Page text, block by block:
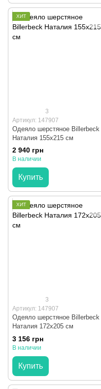
ХИТ
3
Артикул: 147907
Одеяло шерстяное Billerbeck
Наталия 155x215 см
2 940 грн
В наличии
Купить
ХИТ
3
Артикул: 147907
Одеяло шерстяное Billerbeck
Наталия 172x205 см
3 156 грн
В наличии
Купить